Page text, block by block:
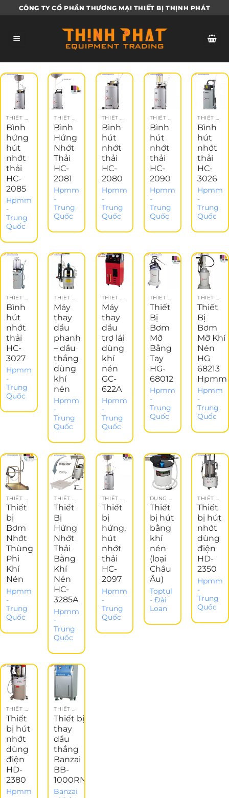
qua
dung
CÔNG TY CỔ PHẦN THƯƠNG MẠI THIẾT BỊ THỊNH PHÁT
Bình
hứng
hút
nhớt
thải
HC-
2085
Hpmm
-
Trung
Quốc
Bình
Hứng
Nhớt
Thải
HC-
2081
Hpmm
-
Trung
Quốc
Bình
hút
nhớt
thải
HC-
2080
Hpmm
-
Trung
Quốc
Bình
hút
nhớt
thải
HC-
2090
Hpmm
-
Trung
Quốc
Bình
hút
nhớt
thải
HC-
3026
Hpmm
-
Trung
Quốc
THIẾT BỊ GARAGE
Bình
hút
nhớt
thải
HC-
3027
Hpmm
-
Trung
Quốc
THIẾT BỊ GARAGE
Máy
thay
dầu
phanh
– dầu
thắng
dùng
khí
nén
Hpmm
-
Trung
Quốc
THIẾT BỊ GARAGE
Máy
thay
dầu
trợ lái
dùng
khí
nén
GC-
622A
Hpmm
-
Trung
Quốc
THIẾT BỊ GARAGE
Thiết
Bị
Bơm
Mỡ
Bằng
Tay
HG-
68012
Hpmm
-
Trung
Quốc
THIẾT BỊ GARAGE
Thiết
Bị
Bơm
Mỡ Khí
Nén
HG
68213
Hpmm
Hpmm
-
Trung
Quốc
Thiết
bị
Bơm
Nhớt
Thùng
Phi
Khí
Nén
Hpmm
-
Trung
Quốc
Thiết
Bị
Hứng
Nhớt
Thải
Bằng
Khí
Nén
HC-
3285A
Hpmm
-
Trung
Quốc
Thiết
bị
hứng,
hút
nhớt
thải
HC-
2097
Hpmm
-
Trung
Quốc
Thiết
bị hút
bằng
khí
nén
(loại
Châu
Âu)
Toptul
- Đài
Loan
Thiết
bị hút
nhớt
dùng
điện
HD-
2350
Hpmm
-
Trung
Quốc
THIẾT BỊ GARAGE
Thiết
bị hút
nhớt
dùng
điện
HD-
2380
Hpmm
THIẾT BỊ GARAGE
Thiết bị
thay
dầu
thắng
Banzai
BB-
1000RN
Banzai